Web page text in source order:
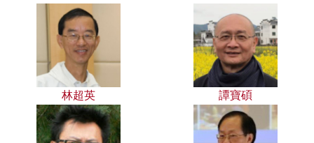
林超英 譚寶碩